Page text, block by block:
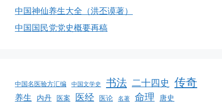
中国神仙养生大全（洪丕谟著）
中国国民党党史概要再稿
中国名医验方汇编 中国文学史 书法 二十四史 传奇
养生 内丹 医案 医经 医论 名著 命理 唐史